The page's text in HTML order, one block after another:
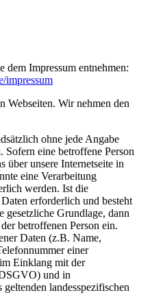
dem Impressum entnehmen:
impressum
Webseiten. Wir nehmen den
ohne jede Angabe
Sofern eine betroffene Person
über unsere Internetseite in
eine Verarbeitung
werden. Ist die
erforderlich und besteht
gesetzliche Grundlage, dann
betroffenen Person ein.
Daten (z.B. Name,
einer
Einklang mit der
und in
landesspezifischen